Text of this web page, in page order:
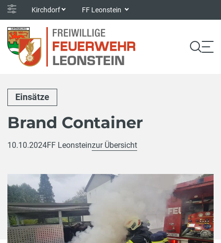
Kirchdorf FF Leonstein
Einsätze
Brand Container
10.10.2024FF Leonsteinzur Übersicht